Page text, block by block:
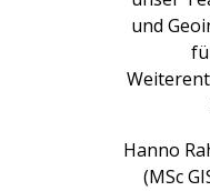
und
Hanno
(MSc